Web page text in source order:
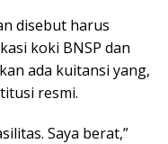
disebut harus
koki BNSP dan
ada kuitansi yang,
resmi.
Saya berat,”